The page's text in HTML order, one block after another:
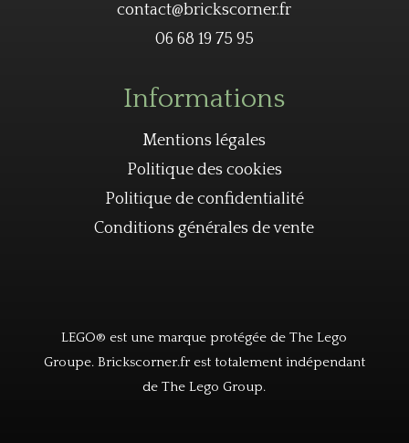
contact@brickscorner.fr
06 68 19 75 95
Informations
Mentions légales
Politique des cookies
Politique de confidentialité
Conditions générales de vente
LEGO® est une marque protégée de The Lego
Groupe. Brickscorner.fr est totalement indépendant
de The Lego Group.